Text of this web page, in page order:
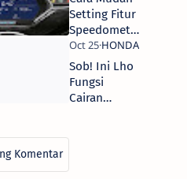
Setting Fitur
Speedometer
Honda All
New PCX 150
Tahun 2018
Sob! Ini Lho
Fungsi
Cairan